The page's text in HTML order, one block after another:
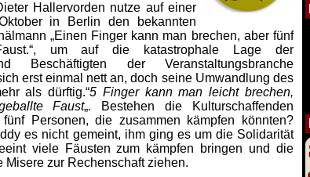
Hallervorden nutze auf einer
in Berlin den bekannten
„Einen Finger kann man brechen, aber fünf
umauf die katastrophale Lage der
Beschäftigten der Veranstaltungsbranche
erst einmal nett an, doch seine Umwandlung des
als dürftig.“5 Finger kann man leicht brechen,
Faust„. Bestehen die Kulturschaffenden
Personen, die zusammen kämpfen könnten?
es nicht gemeint, ihm ging es um die Solidarität
viele Fäusten zum kämpfen bringen und die
Misere zur Rechenschaft ziehen.